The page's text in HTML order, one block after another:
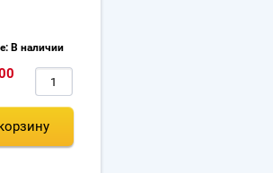
В наличии